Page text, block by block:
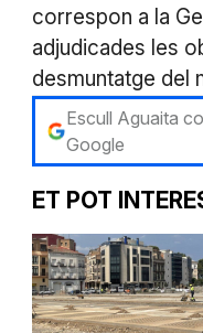
correspon a la
adjudicades les
desmuntatge del
Escull Aguaita
Google
ET POT